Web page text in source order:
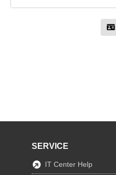
SERVICE
IT Center Help